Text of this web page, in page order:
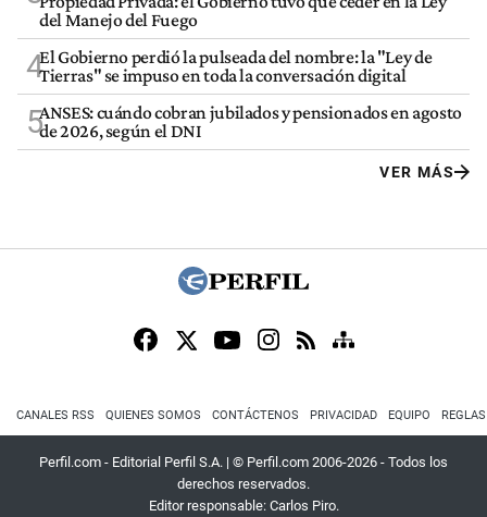
del Manejo del Fuego
4El Gobierno perdió la pulseada del nombre: la "Ley de
Tierras" se impuso en toda la conversación digital
5ANSES: cuándo cobran jubilados y pensionados en agosto
de 2026, según el DNI
VER MÁS
CANALES RSS QUIENES SOMOS CONTÁCTENOS PRIVACIDAD EQUIPO
Perfil.com - Editorial Perfil S.A. | © Perfil.com 2006-2026 - Todos los
derechos reservados.
Editor responsable: Carlos Piro.